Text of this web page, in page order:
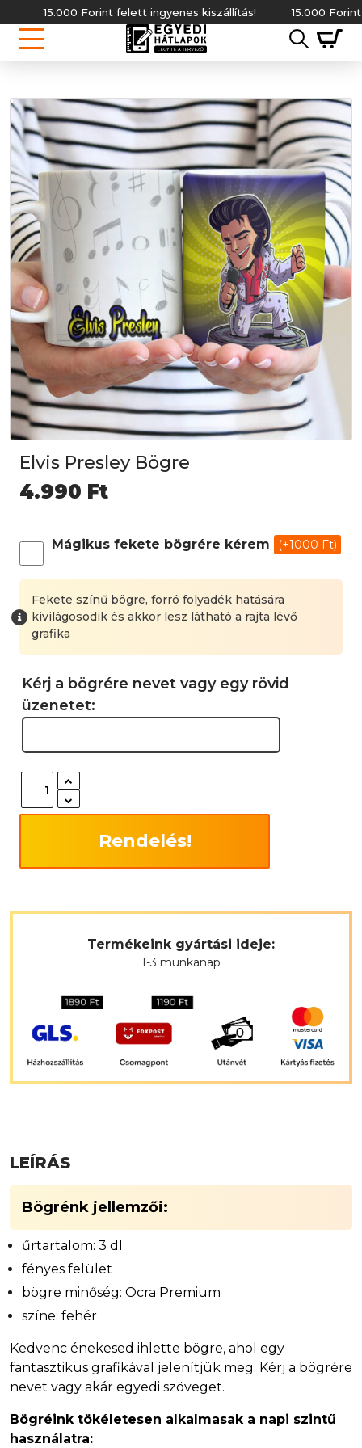
15.000 Forint felett ingyenes kiszállítás! 15.000 Forint
Elvis Presley Bögre
4.990 Ft
Mágikus fekete bögrére kérem (+1000 Ft)
Fekete színű bögre, forró folyadék hatására
kivilágosodik és akkor lesz látható a rajta lévő
grafika
Kérj a bögrére nevet vagy egy rövid
üzenetet:
Rendelés!
Termékeink gyártási ideje:
1-3 munkanap
LEÍRÁS
Bögrénk jellemzői:
űrtartalom: 3 dl
fényes felület
bögre minőség: Ocra Premium
színe: fehér
Kedvenc énekesed ihlette bögre, ahol egy
fantasztikus grafikával jelenítjük meg. Kérj a bögrére
nevet vagy akár egyedi szöveget.
Bögréink tökéletesen alkalmasak a napi szintű
használatra: